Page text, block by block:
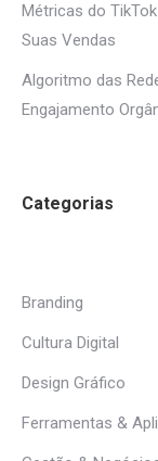
Métricas do
Suas Vendas
Algoritmo das
Engajamento
Categorias
Branding
Cultura Digital
Design Gráfico
Ferramentas &